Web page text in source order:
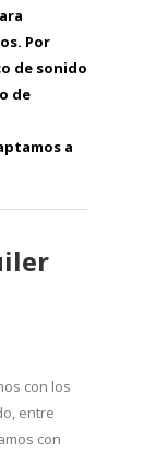
Por
de sonido
de
a
con los
entre
con